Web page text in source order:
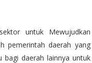
untuk Mewujudkan
pemerintah daerah yang
bagi daerah lainnya untuk